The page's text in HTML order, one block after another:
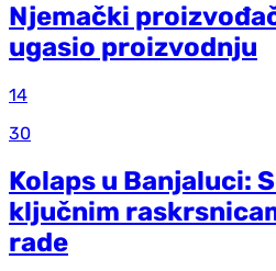
Njemački
ugasio proizvodnju
14
30
Kolaps u Banjaluci:
ključnim
rade